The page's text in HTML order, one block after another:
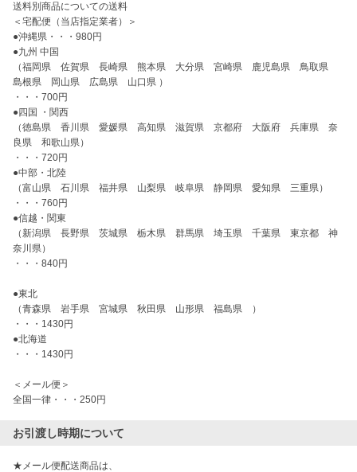
送料別商品についての送料
＜宅配便（当店指定業者）＞
●沖縄県・・・980円
●九州 中国
（福岡県　佐賀県　長崎県　熊本県　大分県　宮崎県　鹿児島県　鳥取県
島根県　岡山県　広島県　山口県 ）
・・・700円
●四国 ・関西
（徳島県　香川県　愛媛県　高知県　滋賀県　京都府　大阪府　兵庫県　奈
良県　和歌山県）
・・・720円
●中部・北陸
（富山県　石川県　福井県　山梨県　岐阜県　静岡県　愛知県　三重県）
・・・760円
●信越・関東
（新潟県　長野県　茨城県　栃木県　群馬県　埼玉県　千葉県　東京都　神
奈川県）
・・・840円
●東北
（青森県　岩手県　宮城県　秋田県　山形県　福島県　）
・・・1430円
●北海道
・・・1430円
＜メール便＞
全国一律・・・250円
お引渡し時期について
★メール便配送商品は、